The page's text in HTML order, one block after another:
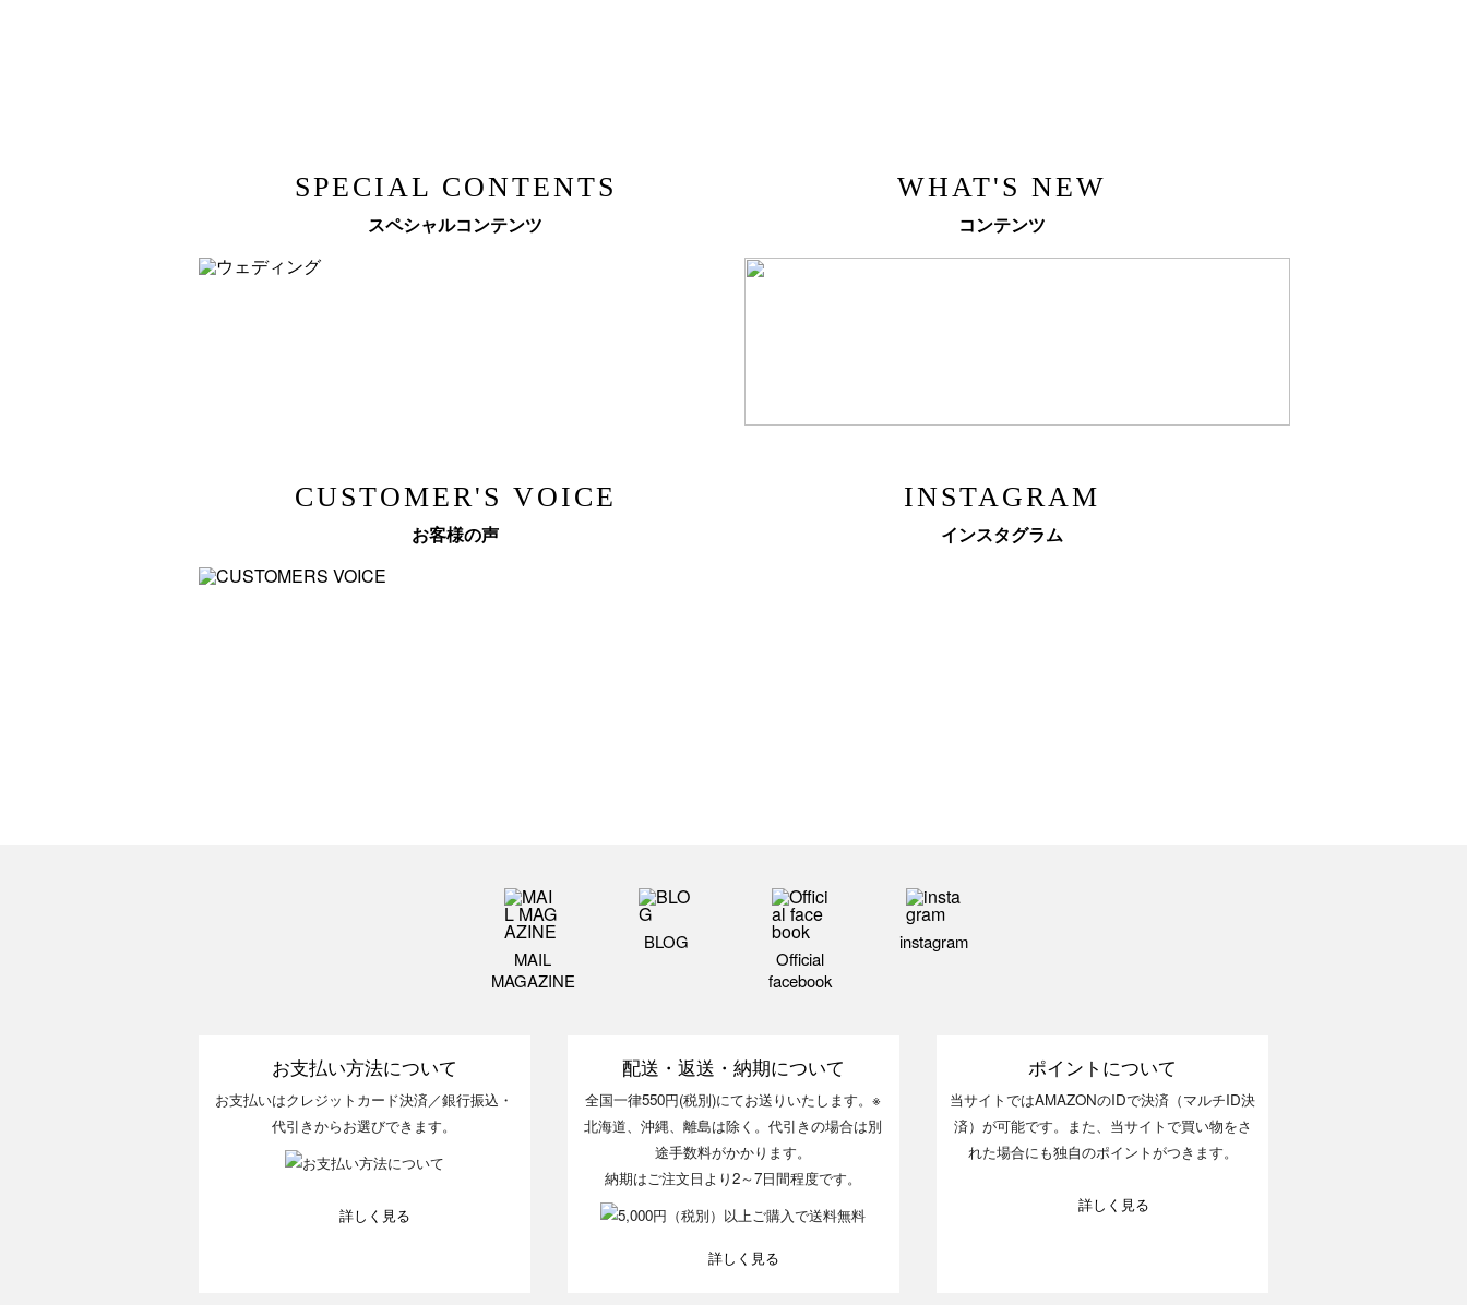
SPECIAL CONTENTS
スペシャルコンテンツ
WHAT'S NEW
コンテンツ
CUSTOMER'S VOICE
お客様の声
INSTAGRAM
インスタグラム
MAIL
MAGAZINE
BLOG
Official
facebook
instagram
お支払い方法について
お支払いはクレジットカード決済／銀行振込・
代引きからお選びできます。
詳しく見る
配送・返送・納期について
全国一律550円(税別)にてお送りいたします。※
北海道、沖縄、離島は除く。代引きの場合は別
途手数料がかかります。
納期はご注文日より2～7日間程度です。
詳しく見る
ポイントについて
当サイトではAMAZONのIDで決済（マルチID決
済）が可能です。また、当サイトで買い物をさ
れた場合にも独自のポイントがつきます。
詳しく見る